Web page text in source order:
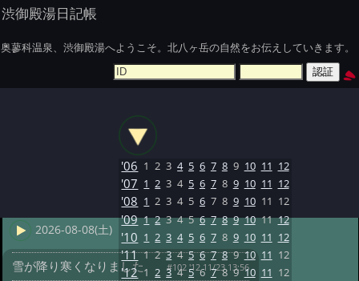
渋御殿湯日記帳
奥蓼科温泉、渋御殿湯へようこそ。北八ヶ岳の自然をお伝えしていきます。
2026-08-08(土)
雪が降り寒くなりました #102 '12 11/23 13:56
'06 1 2 3 4 5 6 7 8 9 10 11 12
'07 1 2 3 4 5 6 7 8 9 10 11 12
'08 1 2 3 4 5 6 7 8 9 10 11 12
'09 1 2 3 4 5 6 7 8 9 10 11 12
'10 1 2 3 4 5 6 7 8 9 10 11 12
'11 1 2 3 4 5 6 7 8 9 10 11 12
'12 1 2 3 4 5 6 7 8 9 10 11 12